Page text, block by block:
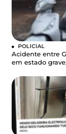
POLICIAL
Acidente entre
em estado